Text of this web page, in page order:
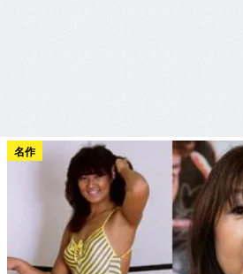
名作